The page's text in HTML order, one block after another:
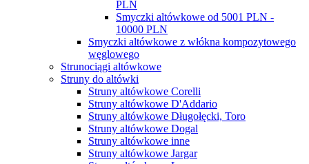
PLN
Smyczki altówkowe od 5001 PLN -
10000 PLN
Smyczki altówkowe z włókna kompozytowego
węglowego
Strunociągi altówkowe
Struny do altówki
Struny altówkowe Corelli
Struny altówkowe D'Addario
Struny altówkowe Długołęcki, Toro
Struny altówkowe Dogal
Struny altówkowe inne
Struny altówkowe Jargar